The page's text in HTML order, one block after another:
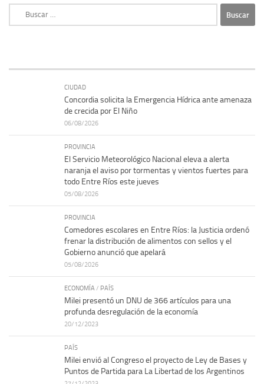
CIUDAD
Concordia solicita la Emergencia Hídrica ante amenaza
de crecida por El Niño
06/08/2026
PROVINCIA
El Servicio Meteorológico Nacional eleva a alerta
naranja el aviso por tormentas y vientos fuertes para
todo Entre Ríos este jueves
05/08/2026
PROVINCIA
Comedores escolares en Entre Ríos: la Justicia ordenó
frenar la distribución de alimentos con sellos y el
Gobierno anunció que apelará
05/08/2026
ECONOMÍA / PAÍS
Milei presentó un DNU de 366 artículos para una
profunda desregulación de la economía
20/12/2023
PAÍS
Milei envió al Congreso el proyecto de Ley de Bases y
Puntos de Partida para La Libertad de los Argentinos